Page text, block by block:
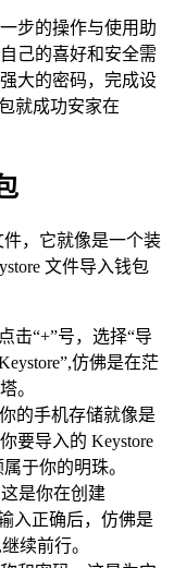
步的操作与使用助
己的喜好和安全需
大的密码，完成设
就成功安家在
件，它就像是一个装
文件导入钱包
击“+”号，选择“导
仿佛是在茫
。
的手机存储就像是
要导入的 Keystore
于你的明珠。
是你在创建
入正确后，仿佛是
续前行。